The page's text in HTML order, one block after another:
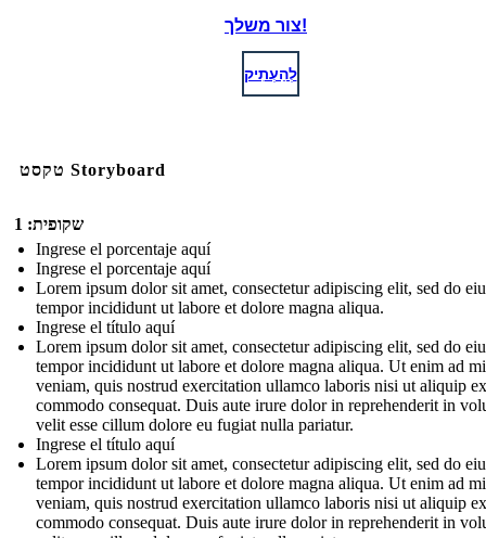
צור משלך!
לְהַעְתִיק
טקסט Storyboard
שקופית: 1
Ingrese el porcentaje aquí
Ingrese el porcentaje aquí
Lorem ipsum dolor sit amet, consectetur adipiscing elit, sed do
tempor incididunt ut labore et dolore magna aliqua.
Ingrese el título aquí
Lorem ipsum dolor sit amet, consectetur adipiscing elit, sed do
tempor incididunt ut labore et dolore magna aliqua. Ut enim ad
veniam, quis nostrud exercitation ullamco laboris nisi ut aliquip
commodo consequat. Duis aute irure dolor in reprehenderit in
velit esse cillum dolore eu fugiat nulla pariatur.
Ingrese el título aquí
Lorem ipsum dolor sit amet, consectetur adipiscing elit, sed do
tempor incididunt ut labore et dolore magna aliqua. Ut enim ad
veniam, quis nostrud exercitation ullamco laboris nisi ut aliquip
commodo consequat. Duis aute irure dolor in reprehenderit in